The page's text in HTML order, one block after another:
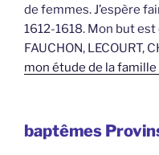
de femmes. J’espère
1612-1618. Mon but
FAUCHON, LECOURT,
mon étude de la famille
baptêmes